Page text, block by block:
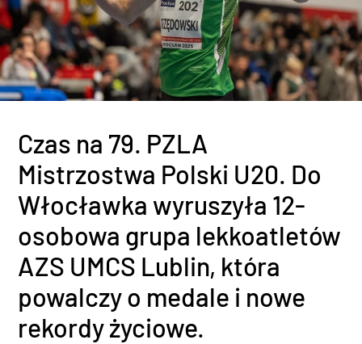
Czas na 79. PZLA
Mistrzostwa Polski U20. Do
Włocławka wyruszyła 12-
osobowa grupa lekkoatletów
AZS UMCS Lublin, która
powalczy o medale i nowe
rekordy życiowe.